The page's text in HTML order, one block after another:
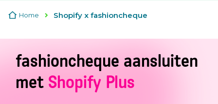
Home Shopify x fashioncheque
fashioncheque aansluiten
met Shopify Plus